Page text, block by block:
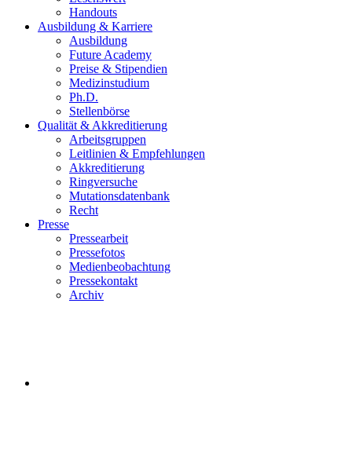
Handouts
Ausbildung & Karriere
Ausbildung
Future Academy
Preise & Stipendien
Medizinstudium
Ph.D.
Stellenbörse
Qualität & Akkreditierung
Arbeitsgruppen
Leitlinien & Empfehlungen
Akkreditierung
Ringversuche
Mutationsdatenbank
Recht
Presse
Pressearbeit
Pressefotos
Medienbeobachtung
Pressekontakt
Archiv